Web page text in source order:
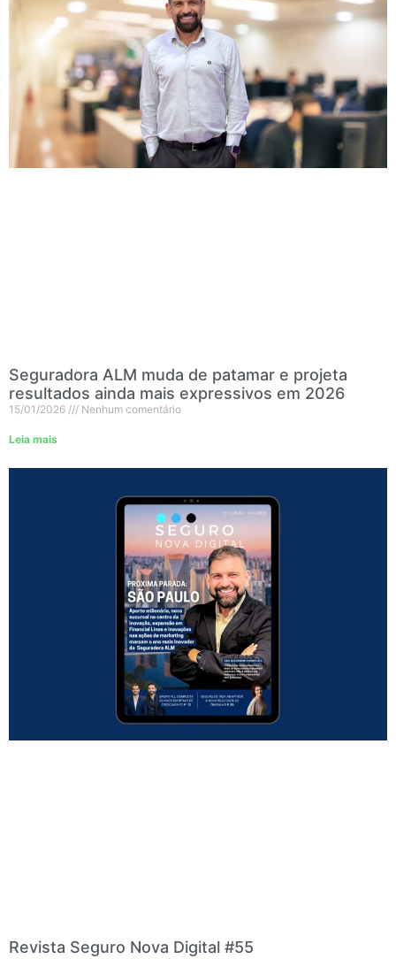
Seguradora ALM muda de patamar e projeta
resultados ainda mais expressivos em 2026
15/01/2026 Nenhum comentário
Leia mais
Revista Seguro Nova Digital #55